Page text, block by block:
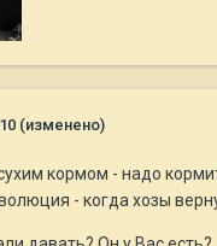
(изменено)
кормом - надо
- когда хозы